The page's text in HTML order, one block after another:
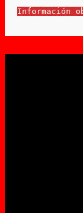
Información